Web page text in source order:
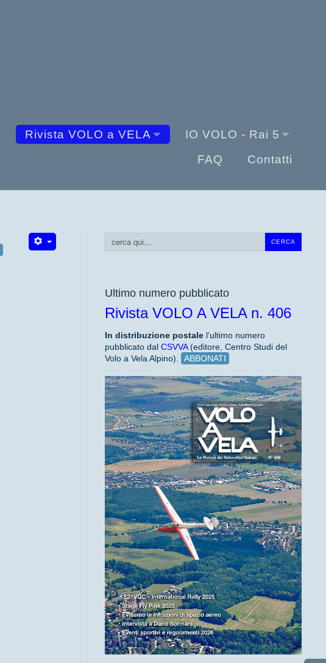
Rivista VOLO a VELA
IO VOLO - Rai 5
FAQ
Contatti
CERCA
Cerca...
Ultimo numero pubblicato
Rivista VOLO A VELA n. 406
In distribuzione postalel'ultimo numero
pubblicato dal CSVVA(editore, Centro Studi del
Volo a Vela Alpino).
ABBONATI